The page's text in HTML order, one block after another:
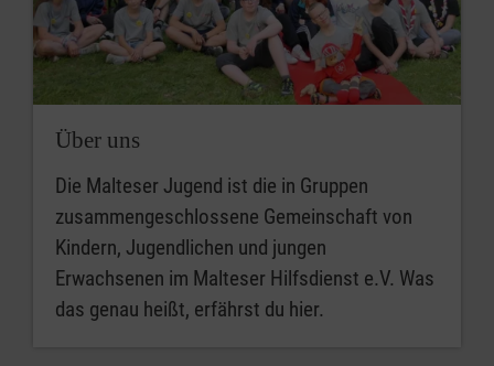
Über uns
Die Malteser Jugend ist die in Gruppen
zusammengeschlossene Gemeinschaft von
Kindern, Jugendlichen und jungen
Erwachsenen im Malteser Hilfsdienst e.V. Was
das genau heißt, erfährst du hier.